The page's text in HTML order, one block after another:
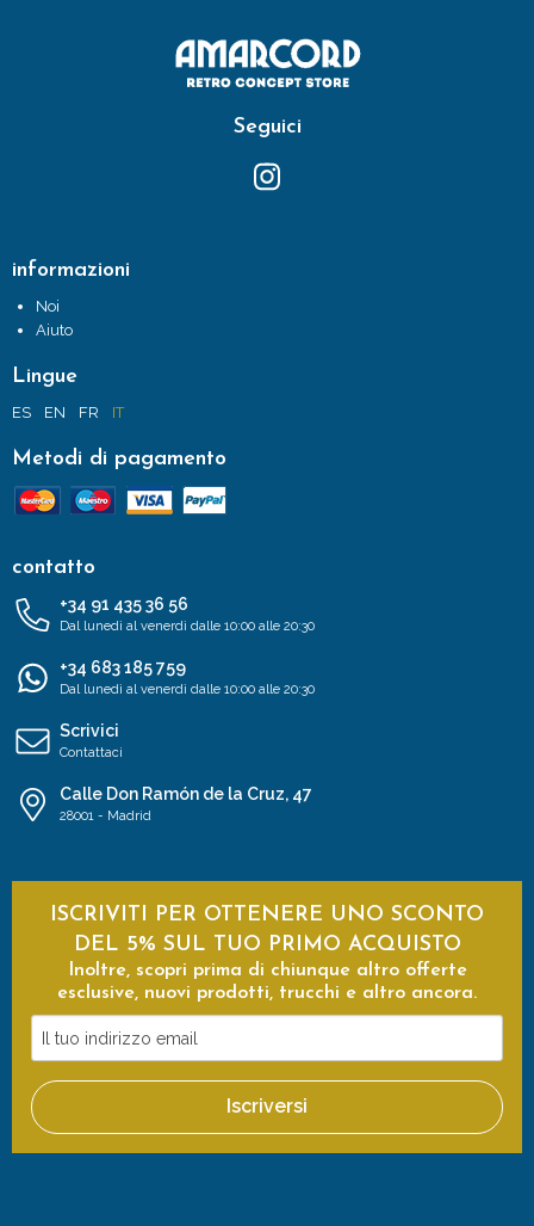
Seguici
informazioni
Noi
Aiuto
Lingue
ES EN FR IT
Metodi di pagamento
contatto
+34 91 435 36 56
Dal lunedì al venerdì dalle 10:00 alle 20:30
+34 683 185 759
Dal lunedì al venerdì dalle 10:00 alle 20:30
Scrivici
Contattaci
Calle Don Ramón de la Cruz, 47
28001 - Madrid
ISCRIVITI PER OTTENERE UNO SCONTO
DEL 5% SUL TUO PRIMO ACQUISTO
Inoltre, scopri prima di chiunque altro offerte
esclusive, nuovi prodotti, trucchi e altro ancora.
tuo
indirizzo
email
Iscriversi